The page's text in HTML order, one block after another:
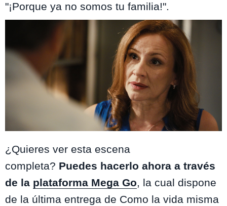
"¡Porque ya no somos tu familia!".
¿Quieres ver esta escena
completa? Puedes hacerlo ahora a través
de la plataforma Mega Go, la cual dispone
de la última entrega de Como la vida misma